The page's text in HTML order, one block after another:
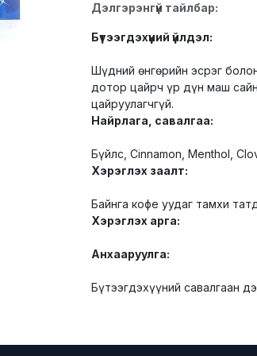
Дэлгэрэнгүй тайлбар:
Бүтээгдэхүүний үйлдэл:
Шүдний өнгөрийн эсрэг
дотор цайрч үр дүн маш
цайруулагчгүй.
Найрлага, савалгаа:
Бүйлс, Cinnamon, Menthol,
Хэрэглэх заалт:
Байнга кофе уудаг тамхи
Хэрэглэх арга:
Анхааруулга:
Бүтээгдэхүүний савалгаан